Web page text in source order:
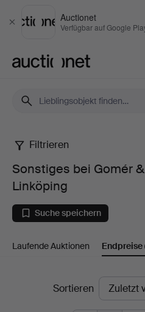
Schließen
Auctionet
Verfügbar auf Google
Sonstiges
bei
Gomér
Linköping
Filtrieren
Sonstiges bei Gomér
Linköping
Suche speichern
Laufende Auktionen Endpreise
EndpreiseSortieren